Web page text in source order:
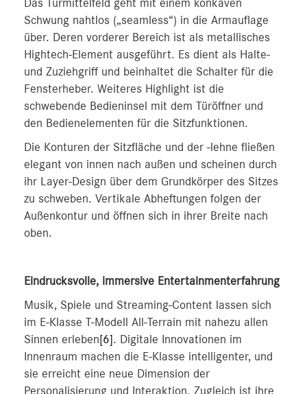
Das Türmittelfeld geht mit einem konkaven
Schwung nahtlos („seamless“) in die Armauflage
über. Deren vorderer Bereich ist als metallisches
Hightech-Element ausgeführt. Es dient als Halte-
und Zuziehgriff und beinhaltet die Schalter für die
Fensterheber. Weiteres Highlight ist die
schwebende Bedieninsel mit dem Türöffner und
den Bedienelementen für die Sitzfunktionen.
Die Konturen der Sitzfläche und der -lehne fließen
elegant von innen nach außen und scheinen durch
ihr Layer-Design über dem Grundkörper des Sitzes
zu schweben. Vertikale Abheftungen folgen der
Außenkontur und öffnen sich in ihrer Breite nach
oben.
Eindrucksvolle, immersive Entertainmenterfahrung
Musik, Spiele und Streaming-Content lassen sich
im E-Klasse T-Modell All-Terrain mit nahezu allen
Sinnen erleben[6]. Digitale Innovationen im
Innenraum machen die E-Klasse intelligenter, und
sie erreicht eine neue Dimension der
Personalisierung und Interaktion. Zugleich ist ihre